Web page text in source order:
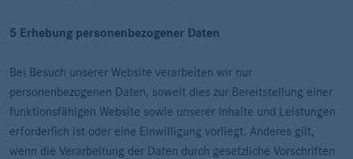
5 Erhebung personenbezogener Daten
Bei Besuch unserer Website verarbeiten wir nur
personenbezogenen Daten, soweit dies zur Bereitstellung einer
funktionsfähigen Website sowie unserer Inhalte und Leistungen
erforderlich ist oder eine Einwilligung vorliegt. Anderes gilt,
wenn die Verarbeitung der Daten durch gesetzliche Vorschriften